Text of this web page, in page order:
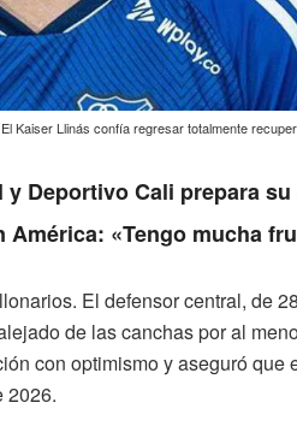
El Kaiser Llinás confía regresar totalmente
Deportivo Cali prepara
«Tengo mucha
El defensor central, de
de las canchas por al
con optimismo y aseguró que
2026.